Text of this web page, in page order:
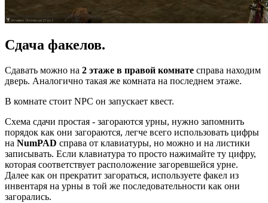
Сдача факелов.
Сдавать можно на 2 этаже в правой комнате справа находим
дверь. Аналогично такая же комната на последнем этаже.
В комнате стоит NPC он запускает квест.
Схема сдачи простая - загораются урны, нужно запомнить
порядок как они загораются, легче всего использовать цифры
на NumPAD справа от клавиатуры, но можно и на листики
записывать. Если клавиатура то просто нажимайте ту цифру,
которая соответствует расположение загоревшейся урне.
Далее как он прекратит загораться, используете факел из
инвентаря на урны в той же последовательности как они
загорались.